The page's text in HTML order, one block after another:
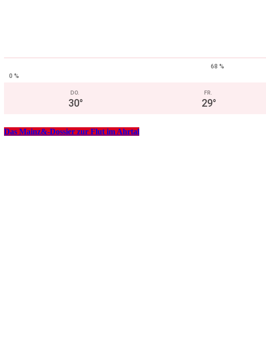
68 %
0 %
DO.
30°
FR.
29°
Das Mainz&-Dossier zur Flut im Ahrtal